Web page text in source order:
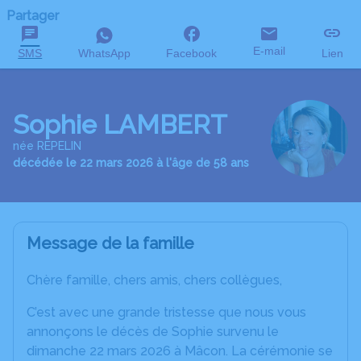
Partager
SMS WhatsApp Facebook E-mail Lien
Sophie LAMBERT
née REPELIN
décédée le 22 mars 2026 à l'âge de 58 ans
Message de la famille
Chère famille, chers amis, chers collègues,
C’est avec une grande tristesse que nous vous
annonçons le décès de Sophie survenu le
dimanche 22 mars 2026 à Mâcon. La cérémonie se